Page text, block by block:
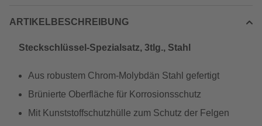
ARTIKELBESCHREIBUNG
Steckschlüssel-Spezialsatz, 3tlg., Stahl
Aus robustem Chrom-Molybdän Stahl gefertigt
Brünierte Oberfläche für Korrosionsschutz
Mit Kunststoffschutzhülle zum Schutz der Felgen